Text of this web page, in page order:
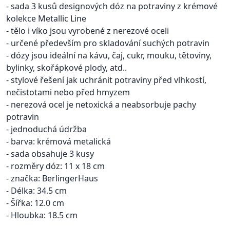
- sada 3 kusů designových dóz na potraviny z krémové
kolekce Metallic Line
- tělo i víko jsou vyrobené z nerezové oceli
- určené především pro skladování suchých potravin
- dózy jsou ideální na kávu, čaj, cukr, mouku, tětoviny,
bylinky, skořápkové plody, atd..
- stylové řešení jak uchránit potraviny před vlhkostí,
nečistotami nebo před hmyzem
- nerezová ocel je netoxická a neabsorbuje pachy
potravin
- jednoduchá údržba
- barva: krémová metalická
- sada obsahuje 3 kusy
- rozměry dóz: 11 x 18 cm
- značka: BerlingerHaus
- Délka: 34.5 cm
- Šířka: 12.0 cm
- Hloubka: 18.5 cm